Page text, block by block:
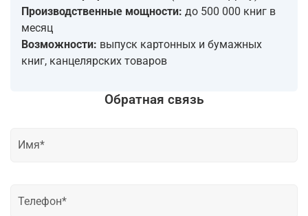
Производственные мощности: до 500 000 книг в
месяц
Возможности: выпуск картонных и бумажных
книг, канцелярских товаров
Обратная связь